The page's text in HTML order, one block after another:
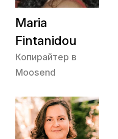
Maria
Fintanidou
Копирайтер в
Moosend